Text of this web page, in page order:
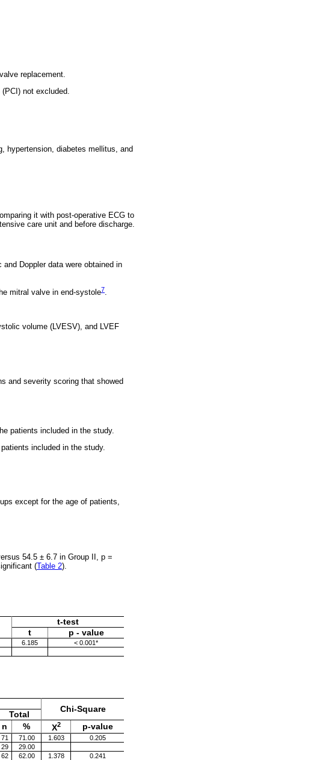
replacement.
not excluded.
hypertension, diabetes mellitus, and
it with post-operative ECG to
care unit and before discharge.
Doppler data were obtained in
mitral valve in end-systole7.
volume (LVESV), and LVEF
and severity scoring that showed
patients included in the study.
included in the study.
except for the age of patients,
54.5 ± 6.7 in Group II, p =
(Table 2).
t-test
t
p - value
6.185
< 0.001*
Chi-Square
Total
n % X2 p-value
71 71.00 1.603
0.205
29
29.00
62 62.00 1.378 0.241